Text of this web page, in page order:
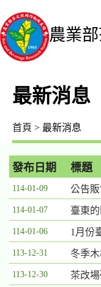
農業
最新消息
首頁 > 最新消息
最
新
消
息
列
表，
欄
發布日期 標題
114-01-09 公告
114-01-07 臺東
114-01-06 1月份
113-12-31 冬季
113-12-30 茶改